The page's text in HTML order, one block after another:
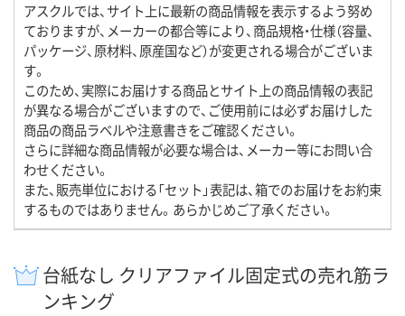
アスクルでは、サイト上に最新の商品情報を表示するよう努め
ておりますが、メーカーの都合等により、商品規格・仕様（容量、
パッケージ、原材料、原産国など）が変更される場合がございま
す。
このため、実際にお届けする商品とサイト上の商品情報の表記
が異なる場合がございますので、ご使用前には必ずお届けした
商品の商品ラベルや注意書きをご確認ください。
さらに詳細な商品情報が必要な場合は、メーカー等にお問い合
わせください。
また、販売単位における「セット」表記は、箱でのお届けをお約束
するものではありません。あらかじめご了承ください。
台紙なし クリアファイル固定式の売れ筋ラ
ンキング